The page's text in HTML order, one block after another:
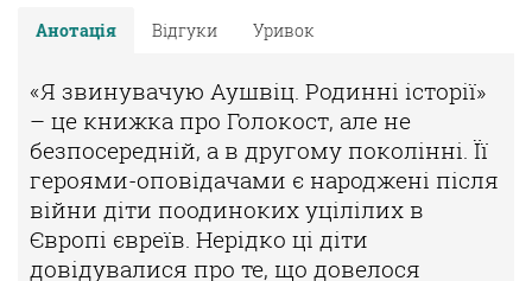
Анотація Відгуки Уривок
«Я звинувачую Аушвіц. Родинні історії»
– це книжка про Голокост, але не
безпосередній, а в другому поколінні. Її
героями-оповідачами є народжені після
війни діти поодиноких уцілілих в
Європі євреїв. Нерідко ці діти
довідувалися про те, що довелося